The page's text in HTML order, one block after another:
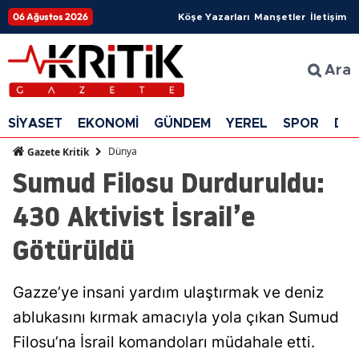
06 Ağustos 2026 Köşe Yazarları Manşetler İletişim
Ara
SİYASET EKONOMİ GÜNDEM YEREL SPOR
Gazete Kritik Dünya
Sumud Filosu Durduruldu:
430 Aktivist İsrail’e
Götürüldü
Gazze’ye insani yardım ulaştırmak ve deniz
ablukasını kırmak amacıyla yola çıkan Sumud
Filosu’na İsrail komandoları müdahale etti.